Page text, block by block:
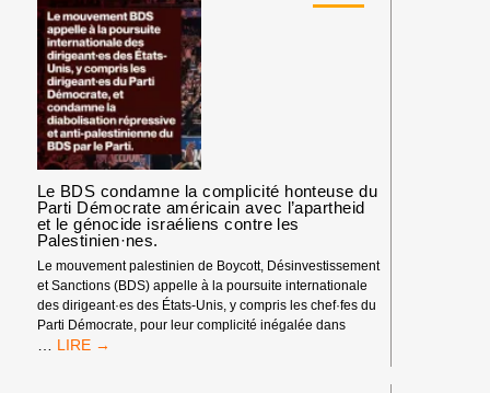
Le BDS condamne la complicité honteuse du
Parti Démocrate américain avec l’apartheid
et le génocide israéliens contre les
Palestinien·nes.
Le mouvement palestinien de Boycott, Désinvestissement
et Sanctions (BDS) appelle à la poursuite internationale
des dirigeant·es des États-Unis, y compris les chef·fes du
Parti Démocrate, pour leur complicité inégalée dans
… LE